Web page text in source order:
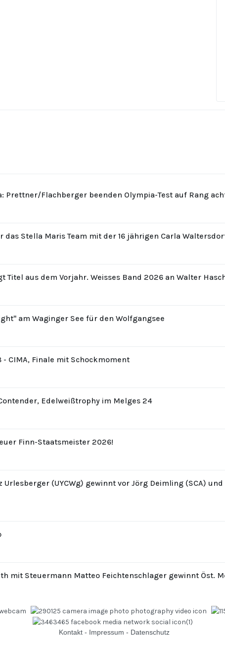
Prettner/Flachberger beenden Olympia-Test auf Rang
Stella Maris Team mit der 16 jährigen Carla
Titel aus dem Vorjahr. Weisses Band 2026 an Walter
am Waginger See für den Wolfgangsee
- CIMA, Finale mit Schockmoment
Edelweißtrophy im Melges 24
Finn-Staatsmeister 2026!
(UYCWg) gewinnt vor Jörg Deimling (SCA)
mit Steuermann Matteo Feichtenschlager gewinnt Öst.
Kontakt - Impressum - Datenschutz